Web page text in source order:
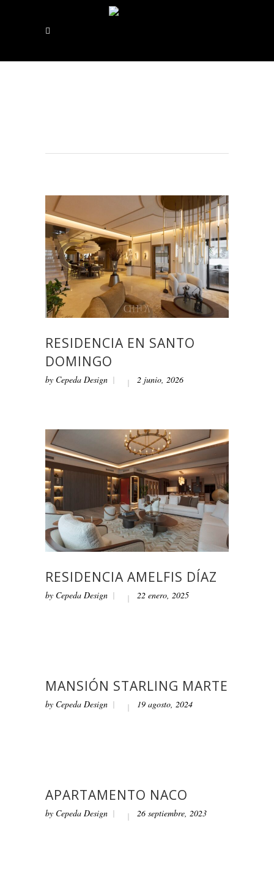
RESIDENCIA EN SANTO
DOMINGO
by Cepeda Design 2 junio, 2026
RESIDENCIA AMELFIS DÍAZ
by Cepeda Design 22 enero, 2025
MANSIÓN STARLING MARTE
by Cepeda Design 19 agosto, 2024
APARTAMENTO NACO
by Cepeda Design 26 septiembre, 2023